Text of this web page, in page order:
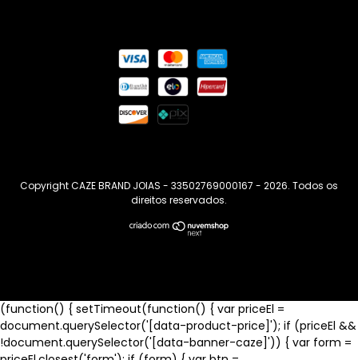
Copyright CAZE BRAND JOIAS - 33502769000167 - 2026. Todos os
direitos reservados.
(function() { setTimeout(function() { var priceEl =
document.querySelector('[data-product-price]'); if (priceEl &&
!document.querySelector('[data-banner-caze]')) { var form =